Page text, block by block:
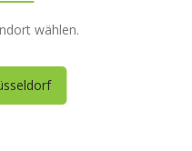
wählen.